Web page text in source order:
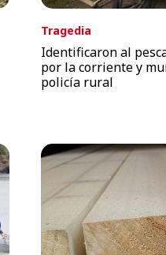
Tragedia
Identificaron al
por la corriente y
policía rural